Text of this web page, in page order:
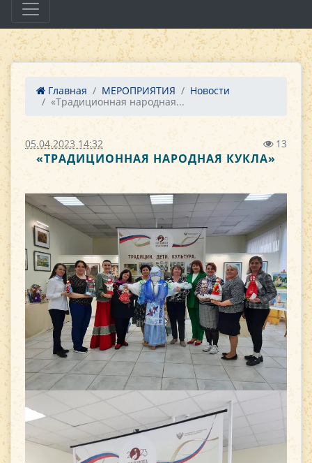
Главная МЕРОПРИЯТИЯ
Новости
«Традиционная народная...
05.04.2023 14:32 13
«ТРАДИЦИОННАЯ НАРОДНАЯ КУКЛА»